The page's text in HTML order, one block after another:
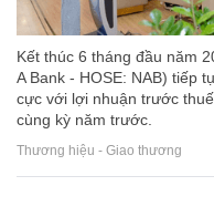
Kết thúc 6 tháng đầu năm
A Bank - HOSE: NAB) tiếp
cực với lợi nhuận trước
cùng kỳ năm trước.
Thương hiệu - Giao thương